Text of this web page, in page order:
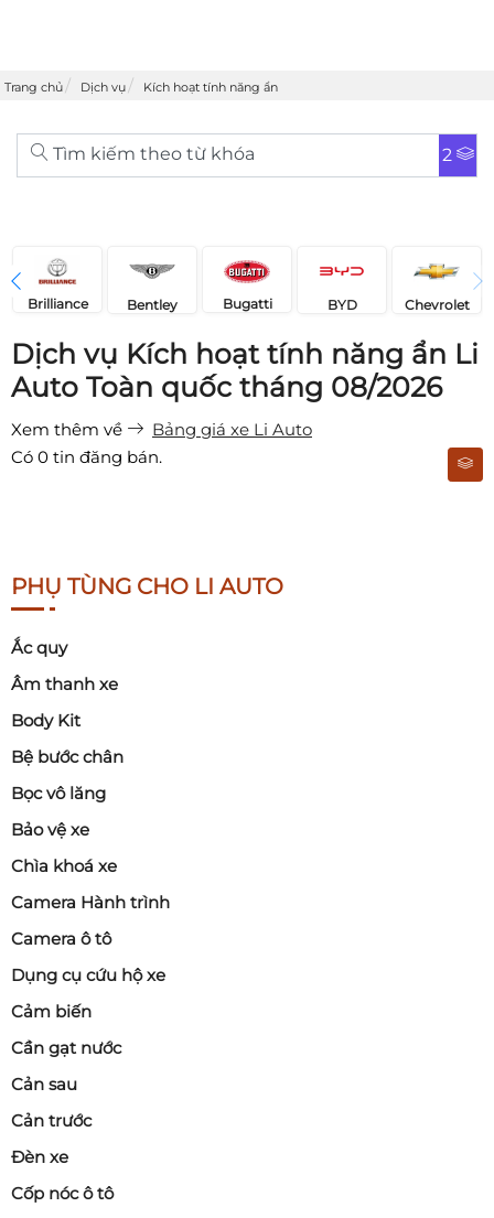
Trang chủ Dịch vụ Kích hoạt tính năng ẩn
Tìm kiếm theo từ khóa 2
Brilliance Bentley Bugatti BYD Chevrolet
Dịch vụ Kích hoạt tính năng ẩn Li
Auto Toàn quốc tháng 08/2026
Xem thêm về
Bảng giá xe Li Auto
Có 0 tin đăng bán.
PHỤ TÙNG CHO LI AUTO
Ắc quy
Âm thanh xe
Body Kit
Bệ bước chân
Bọc vô lăng
Bảo vệ xe
Chìa khoá xe
Camera Hành trình
Camera ô tô
Dụng cụ cứu hộ xe
Cảm biến
Cần gạt nước
Cản sau
Cản trước
Đèn xe
Cốp nóc ô tô